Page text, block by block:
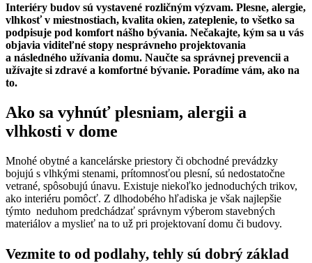
Interiéry budov sú vystavené rozličným výzvam. Plesne, alergie,
vlhkosť v miestnostiach, kvalita okien, zateplenie, to všetko sa
podpisuje pod komfort nášho bývania. Nečakajte, kým sa u vás
objavia viditeľné stopy nesprávneho projektovania
a následného užívania domu. Naučte sa správnej prevencii a
užívajte si zdravé a komfortné bývanie. Poradíme vám, ako na
to.
Ako sa vyhnúť plesniam, alergii a
vlhkosti v dome
Mnohé obytné a kancelárske priestory či obchodné prevádzky
bojujú s vlhkými stenami, prítomnosťou plesní, sú nedostatočne
vetrané, spôsobujú únavu. Existuje niekoľko jednoduchých trikov,
ako interiéru pomôcť. Z dlhodobého hľadiska je však najlepšie
týmto neduhom predchádzať správnym výberom stavebných
materiálov a myslieť na to už pri projektovaní domu či budovy.
Vezmite to od podlahy, tehly sú dobrý základ